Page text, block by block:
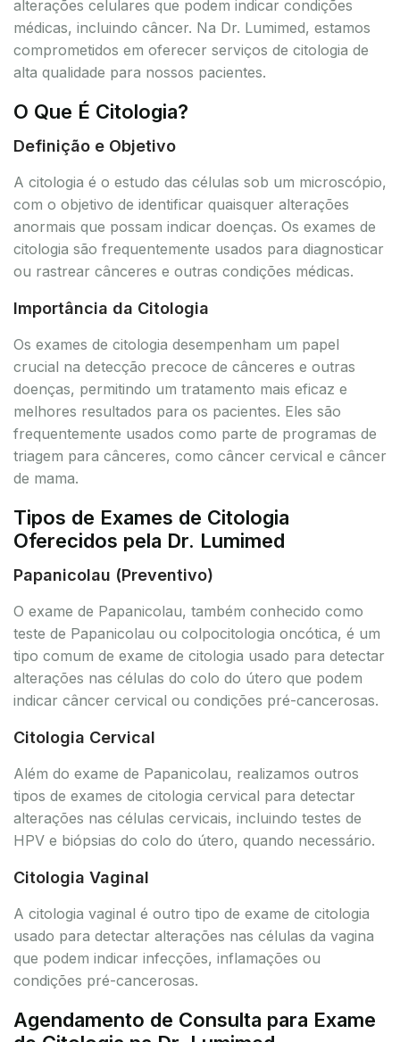
alterações celulares que podem indicar condições
médicas, incluindo câncer. Na Dr. Lumimed, estamos
comprometidos em oferecer serviços de citologia de
alta qualidade para nossos pacientes.
O Que É Citologia?
Definição e Objetivo
A citologia é o estudo das células sob um microscópio,
com o objetivo de identificar quaisquer alterações
anormais que possam indicar doenças. Os exames de
citologia são frequentemente usados para diagnosticar
ou rastrear cânceres e outras condições médicas.
Importância da Citologia
Os exames de citologia desempenham um papel
crucial na detecção precoce de cânceres e outras
doenças, permitindo um tratamento mais eficaz e
melhores resultados para os pacientes. Eles são
frequentemente usados como parte de programas de
triagem para cânceres, como câncer cervical e câncer
de mama.
Tipos de Exames de Citologia
Oferecidos pela Dr. Lumimed
Papanicolau (Preventivo)
O exame de Papanicolau, também conhecido como
teste de Papanicolau ou colpocitologia oncótica, é um
tipo comum de exame de citologia usado para detectar
alterações nas células do colo do útero que podem
indicar câncer cervical ou condições pré-cancerosas.
Citologia Cervical
Além do exame de Papanicolau, realizamos outros
tipos de exames de citologia cervical para detectar
alterações nas células cervicais, incluindo testes de
HPV e biópsias do colo do útero, quando necessário.
Citologia Vaginal
A citologia vaginal é outro tipo de exame de citologia
usado para detectar alterações nas células da vagina
que podem indicar infecções, inflamações ou
condições pré-cancerosas.
Agendamento de Consulta para Exame